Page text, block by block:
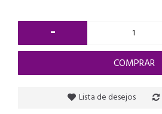
-
COMPRAR
Lista de desejos